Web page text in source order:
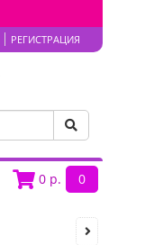
РЕГИСТРАЦИЯ
0 р. 0